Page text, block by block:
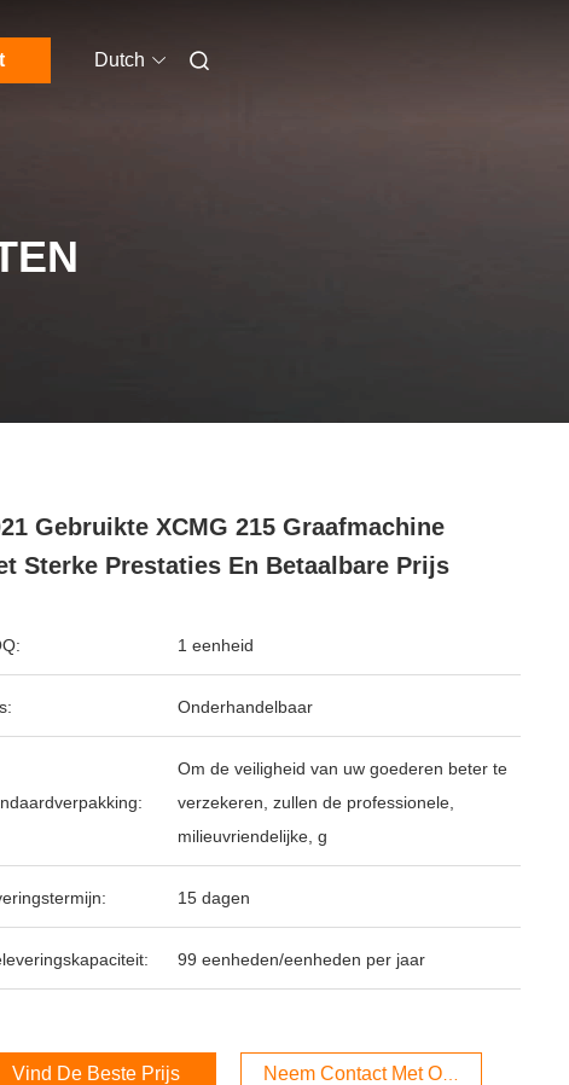
Dutch
Gebruikte XCMG 215 Graafmachine
Sterke Prestaties En Betaalbare Prijs
1 eenheid
Onderhandelbaar
Om de veiligheid van uw goederen beter te
verzekeren, zullen de professionele,
milieuvriendelijke, g
15 dagen
99 eenheden/eenheden per jaar
Vind De Beste Prijs Neem Contact Met Ons Op